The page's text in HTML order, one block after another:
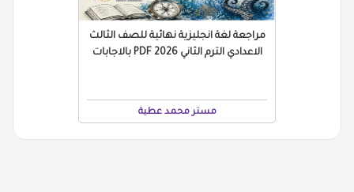
مراجعة لغة انجليزية نهائية للصف الثالث
الاعدادي الترم الثاني 2026 PDF بالاجابات
مستر محمد عطية